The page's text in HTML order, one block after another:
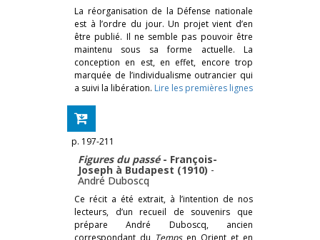
La réorganisation de la Défense nationale
est à l’ordre du jour. Un projet vient d’en
être publié. Il ne semble pas pouvoir être
maintenu sous sa forme actuelle. La
conception en est, en effet, encore trop
marquée de l’individualisme outrancier qui
a suivi la libération. Lire les premières lignes
p. 197-211
Figures du passé- François-
Joseph à Budapest (1910) -
André Duboscq
Ce récit a été extrait, à l’intention de nos
lecteurs, d’un recueil de souvenirs que
prépare André Duboscq, ancien
correspondant du Temps en Orient et en